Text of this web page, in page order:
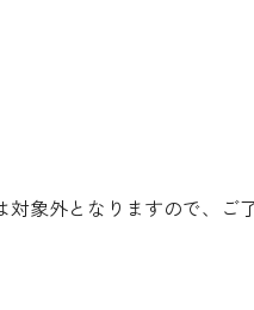
象外となりますので、ご